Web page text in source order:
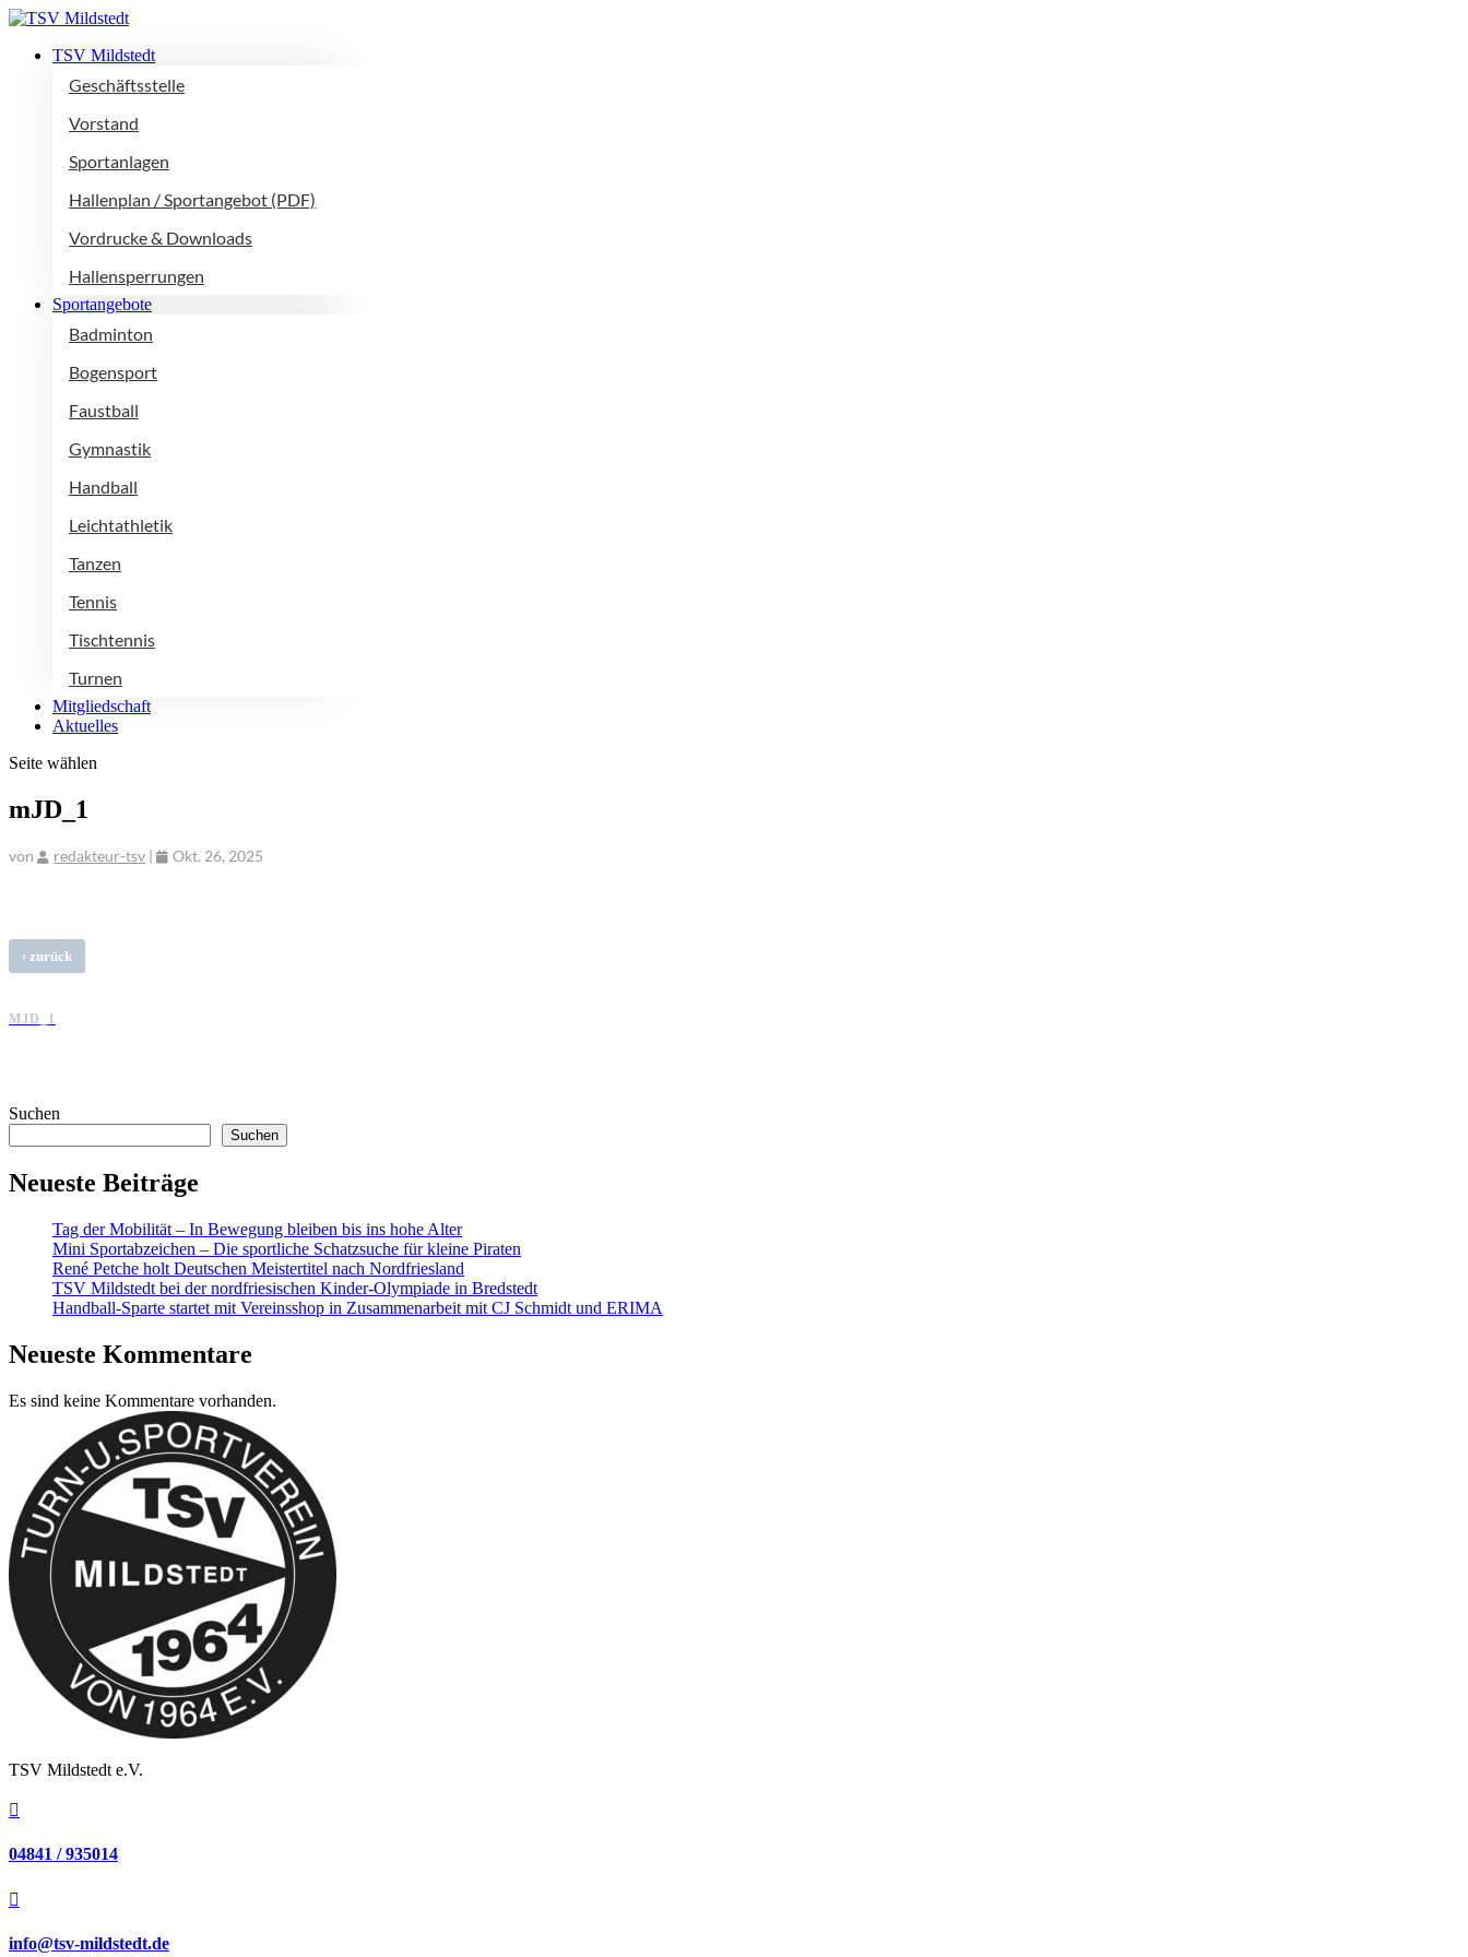
TSV Mildstedt
Geschäftsstelle
Vorstand
Sportanlagen
Hallenplan / Sportangebot (PDF)
Vordrucke & Downloads
Hallensperrungen
Sportangebote
Badminton
Bogensport
Faustball
Gymnastik
Handball
Leichtathletik
Tanzen
Tennis
Tischtennis
Turnen
Mitgliedschaft
Aktuelles
Seite wählen
mJD_1
von redakteur-tsv | Okt. 26, 2025
‹ zurück
MJD_1
Suchen
Suchen
Neueste Beiträge
Tag der Mobilität – In Bewegung bleiben bis ins hohe Alter
Mini Sportabzeichen – Die sportliche Schatzsuche für kleine Piraten
René Petche holt Deutschen Meistertitel nach Nordfriesland
TSV Mildstedt bei der nordfriesischen Kinder-Olympiade in Bredstedt
Handball-Sparte startet mit Vereinsshop in Zusammenarbeit mit CJ Schmidt und ERIMA
Neueste Kommentare
Es sind keine Kommentare vorhanden.
TSV Mildstedt e.V.

04841 / 935014

info@tsv-mildstedt.de